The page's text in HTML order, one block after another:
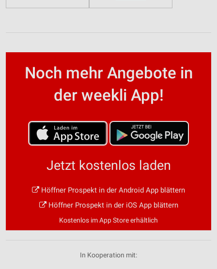
Noch mehr Angebote in
der weekli App!
Jetzt kostenlos laden
Höffner Prospekt in der Android App blättern
Höffner Prospekt in der iOS App blättern
Kostenlos im App Store erhältlich
In Kooperation mit: